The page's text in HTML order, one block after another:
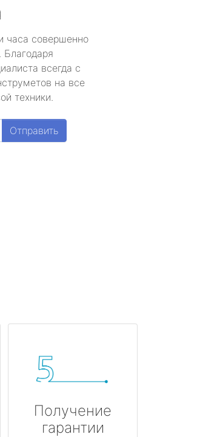
часа совершенно
всегда с
на все
техники.
Отправить
Получение
гарантии